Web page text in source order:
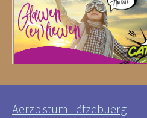
Äerzbistum Lëtzebuerg